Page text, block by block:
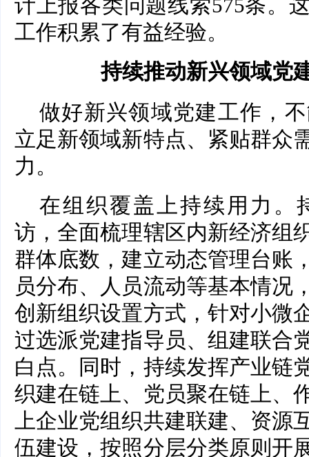
计上报各类问题线索575条。
工作积累了有益经验。
持续推动新兴领域党
做好新兴领域党建工作，
立足新领域新特点、紧贴群众
力。
在组织覆盖上持续用力。
访，全面梳理辖区内新经济组
群体底数，建立动态管理台账
员分布、人员流动等基本情况
创新组织设置方式，针对小微
过选派党建指导员、组建联合
白点。同时，持续发挥产业链
织建在链上、党员聚在链上、
上企业党组织共建联建、资源
伍建设，按照分层分类原则开